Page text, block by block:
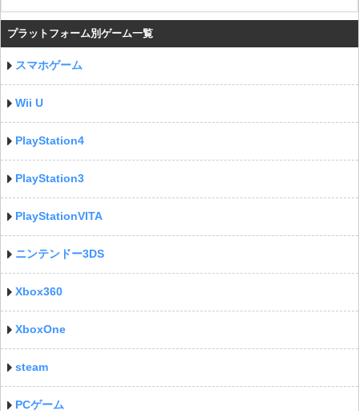
プラットフォーム別ゲーム一覧
スマホゲーム
Wii U
PlayStation4
PlayStation3
PlayStationVITA
ニンテンドー3DS
Xbox360
XboxOne
steam
PCゲーム